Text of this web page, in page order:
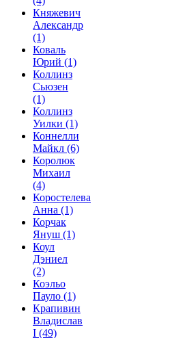
Княжевич
Александр
(1)
Коваль
Юрий (1)
Коллинз
Сьюзен
(1)
Коллинз
Уилки (1)
Коннелли
Майкл (6)
Королюк
Михаил
(4)
Коростелева
Анна (1)
Корчак
Януш (1)
Коул
Дэниел
(2)
Коэльо
Пауло (1)
Крапивин
Владислав
I (49)